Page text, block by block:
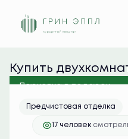
2-комнатная 39.1 м
Ипотека от 37 064 руб./мес.
Купить
ЭППЛ
Парковка в подарок
Предчистовая отделка
17 человек